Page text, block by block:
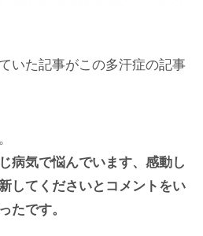
いた記事がこの多汗症の記事
病気で悩んでいます、感動し
してくださいとコメントをい
たです。